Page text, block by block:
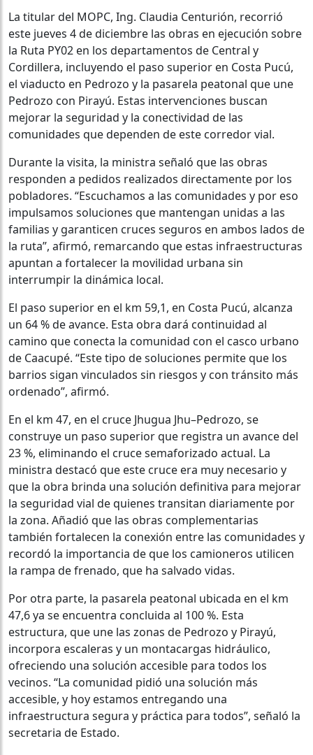
La titular del MOPC, Ing. Claudia Centurión, recorrió
este jueves 4 de diciembre las obras en ejecución sobre
la Ruta PY02 en los departamentos de Central y
Cordillera, incluyendo el paso superior en Costa Pucú,
el viaducto en Pedrozo y la pasarela peatonal que une
Pedrozo con Pirayú. Estas intervenciones buscan
mejorar la seguridad y la conectividad de las
comunidades que dependen de este corredor vial.
Durante la visita, la ministra señaló que las obras
responden a pedidos realizados directamente por los
pobladores. “Escuchamos a las comunidades y por eso
impulsamos soluciones que mantengan unidas a las
familias y garanticen cruces seguros en ambos lados de
la ruta”, afirmó, remarcando que estas infraestructuras
apuntan a fortalecer la movilidad urbana sin
interrumpir la dinámica local.
El paso superior en el km 59,1, en Costa Pucú, alcanza
un 64 % de avance. Esta obra dará continuidad al
camino que conecta la comunidad con el casco urbano
de Caacupé. “Este tipo de soluciones permite que los
barrios sigan vinculados sin riesgos y con tránsito más
ordenado”, afirmó.
En el km 47, en el cruce Jhugua Jhu–Pedrozo, se
construye un paso superior que registra un avance del
23 %, eliminando el cruce semaforizado actual. La
ministra destacó que este cruce era muy necesario y
que la obra brinda una solución definitiva para mejorar
la seguridad vial de quienes transitan diariamente por
la zona. Añadió que las obras complementarias
también fortalecen la conexión entre las comunidades y
recordó la importancia de que los camioneros utilicen
la rampa de frenado, que ha salvado vidas.
Por otra parte, la pasarela peatonal ubicada en el km
47,6 ya se encuentra concluida al 100 %. Esta
estructura, que une las zonas de Pedrozo y Pirayú,
incorpora escaleras y un montacargas hidráulico,
ofreciendo una solución accesible para todos los
vecinos. “La comunidad pidió una solución más
accesible, y hoy estamos entregando una
infraestructura segura y práctica para todos”, señaló la
secretaria de Estado.